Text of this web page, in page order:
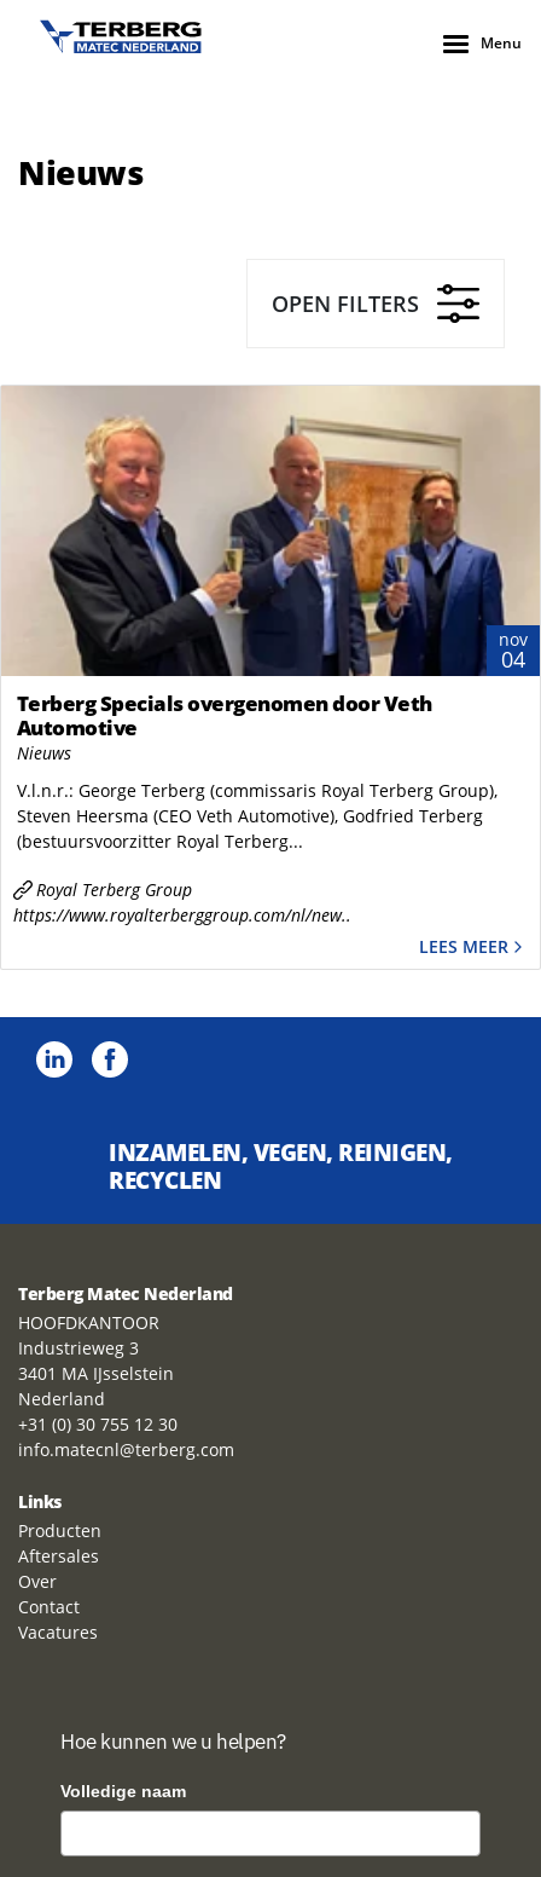
Menu
Nieuws
OPEN FILTERS
nov
04
Terberg Specials overgenomen door Veth
Automotive
Nieuws
V.l.n.r.: George Terberg (commissaris Royal Terberg Group),
Steven Heersma (CEO Veth Automotive), Godfried Terberg
(bestuursvoorzitter Royal Terberg...
Royal Terberg Group
https://www.royalterberggroup.com/nl/new..
LEES MEER
INZAMELEN, VEGEN, REINIGEN,
RECYCLEN
Terberg Matec Nederland
HOOFDKANTOOR
Industrieweg 3
3401 MA IJsselstein
Nederland
+31 (0) 30 755 12 30
info.matecnl@terberg.com
Links
Producten
Aftersales
Over
Contact
Vacatures
Hoe kunnen we u helpen?
Volledige naam